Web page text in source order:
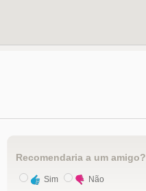
Recomendaria a um amigo?
Sim Não